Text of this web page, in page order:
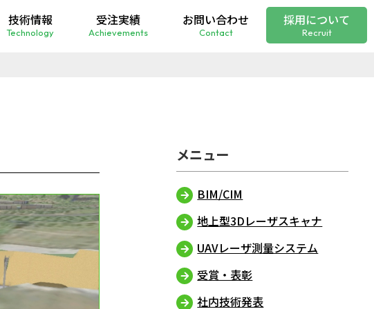
技術情報
Technology
受注実績
Achievements
お問い合わせ
Contact
採用について
Recruit
BIM/CIM
地上型3Dレーザスキャナ
UAVレーザ測量システム
受賞・表彰
社内技術発表